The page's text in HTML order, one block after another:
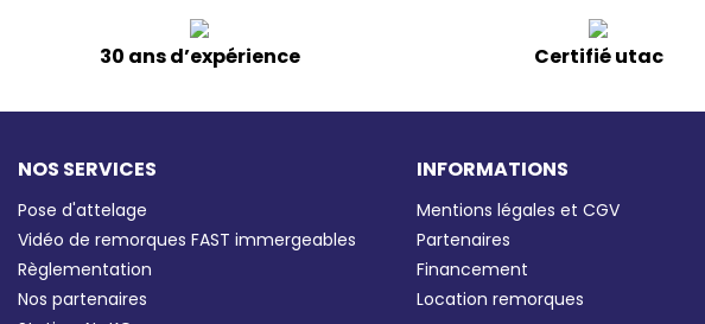
30 ans d’expérience Certifié utac
NOS SERVICES
Pose d'attelage
Vidéo de remorques FAST immergeables
Règlementation
Nos partenaires
INFORMATIONS
Mentions légales et CGV
Partenaires
Financement
Location remorques